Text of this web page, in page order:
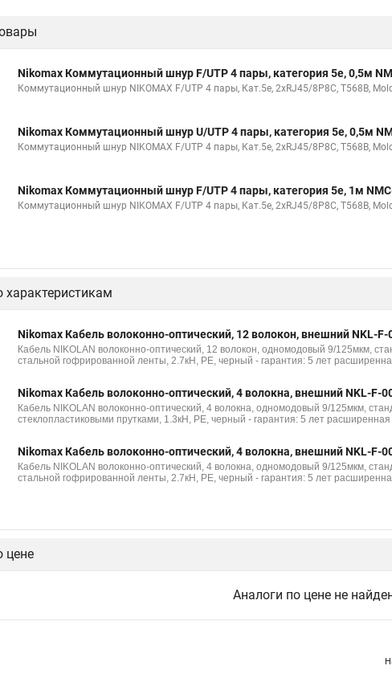
Nikomax Коммутационный шнур F/UTP 4 пары, категория 5е, 0,5м
Коммутационный шнур NIKOMAX F/UTP 4 пары, Кат.5е, 2хRJ45/8P8C, T568B,
Nikomax Коммутационный шнур U/UTP 4 пары, категория 5е, 0,5м
Коммутационный шнур NIKOMAX F/UTP 4 пары, Кат.5е, 2хRJ45/8P8C, T568B,
Nikomax Коммутационный шнур F/UTP 4 пары, категория 5е, 1м
Коммутационный шнур NIKOMAX F/UTP 4 пары, Кат.5е, 2хRJ45/8P8C, T568B,
характеристикам
Nikomax Кабель волоконно-оптический, 12 волокон, внешний NKL-F-
Кабель NIKOLAN волоконно-оптический, 12 волокон, одномодовый 9/125мкм,
стальной гофрированной ленты, 2.7кН, PE, черный - гарантия: 5 лет
Nikomax Кабель волоконно-оптический, 4 волокна, внешний NKL-F-
Кабель NIKOLAN волоконно-оптический, 4 волокна, одномодовый 9/125мкм,
стеклопластиковыми прутками, 1.3кН, PE, черный - гарантия: 5 лет
Nikomax Кабель волоконно-оптический, 4 волокна, внешний NKL-F-
Кабель NIKOLAN волоконно-оптический, 4 волокна, одномодовый 9/125мкм,
стальной гофрированной ленты, 2.7кН, PE, черный - гарантия: 5 лет
цене
Аналоги по цене не